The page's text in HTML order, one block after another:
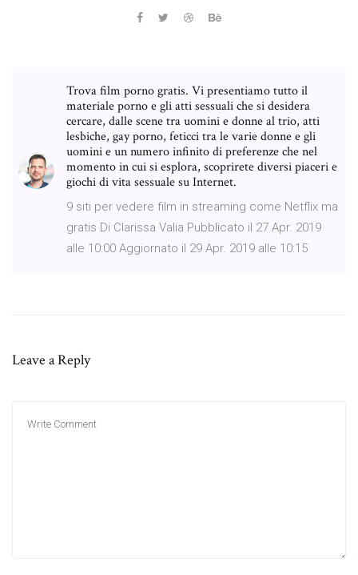
Trova film porno gratis. Vi presentiamo tutto il
materiale porno e gli atti sessuali che si desidera
cercare, dalle scene tra uomini e donne al trio, atti
lesbiche, gay porno, feticci tra le varie donne e gli
uomini e un numero infinito di preferenze che nel
momento in cui si esplora, scoprirete diversi piaceri e
giochi di vita sessuale su Internet.
9 siti per vedere film in streaming come Netflix ma
gratis Di Clarissa Valia Pubblicato il 27 Apr. 2019
alle 10:00 Aggiornato il 29 Apr. 2019 alle 10:15
Leave a Reply